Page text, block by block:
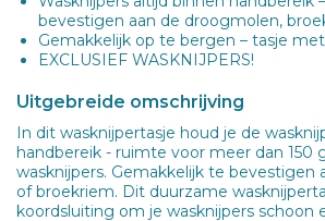
bevestigen aan de droogmolen,
Gemakkelijk op te bergen – tasje
EXCLUSIEF WASKNIJPERS!
Uitgebreide omschrijving
In dit wasknijpertasje houd je de
handbereik - ruimte voor meer dan 150
wasknijpers. Gemakkelijk te bevestigen
of broekriem. Dit duurzame
koordsluiting om je wasknijpers schoon